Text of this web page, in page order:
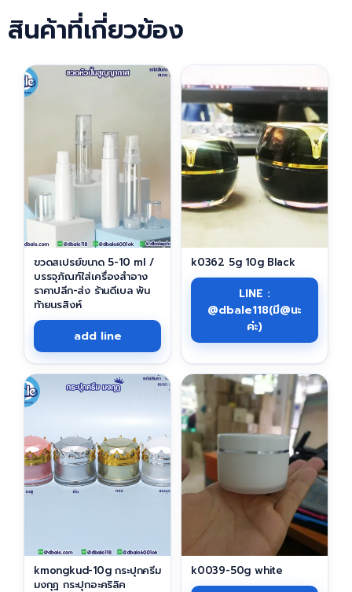
สินค้าที่เกี่ยวข้อง
ขวดสเปรย์ขนาด 5-10 ml /
บรรจุภัณฑ์ใส่เครื่องสำอาง
ราคาปลีก-ส่ง ร้านดีเบล พัน
ท้ายนรสิงห์
add line
k0362 5g 10g Black
LINE :
@dbale118(มี@นะ
ค่ะ)
kmongkud-10g กระปุกครีม
มงกุฎ กระปุกอะคริลิค
k0039-50g white